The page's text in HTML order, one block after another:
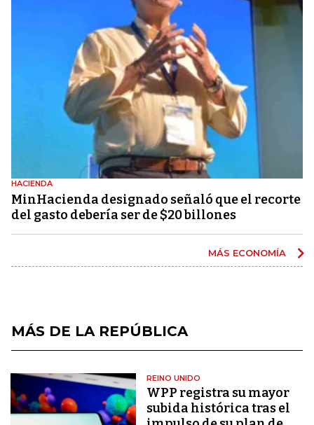
HACIENDA
MinHacienda designado señaló que el recorte
del gasto debería ser de $20 billones
MÁS ECONOMÍA
MÁS DE LA REPÚBLICA
REINO UNIDO
WPP registra su mayor
subida histórica tras el